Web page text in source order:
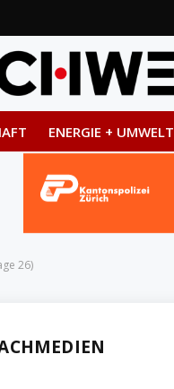
ENERGIE + UMWELT
26)